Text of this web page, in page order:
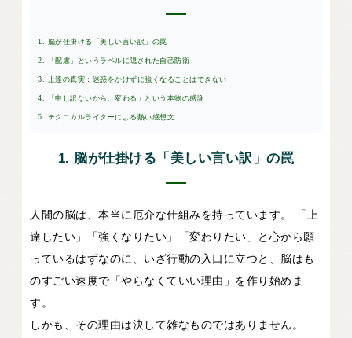
1. 脳が仕掛ける「美しい言い訳」の罠
2. 「配慮」というラベルに隠された自己防衛
3. 上達の真実：迷惑をかけずに強くなることはできない
4. 「申し訳ないから、変わる」という本物の感謝
5. テクニカルライターによる熱い感想文
1. 脳が仕掛ける「美しい言い訳」の罠
人間の脳は、本当に厄介な仕組みを持っています。 「上
達したい」「強くなりたい」「変わりたい」と心から願
っているはずなのに、いざ行動の入口に立つと、脳はも
のすごい速度で「やらなくていい理由」を作り始めま
す。
しかも、その理由は決して雑なものではありません。